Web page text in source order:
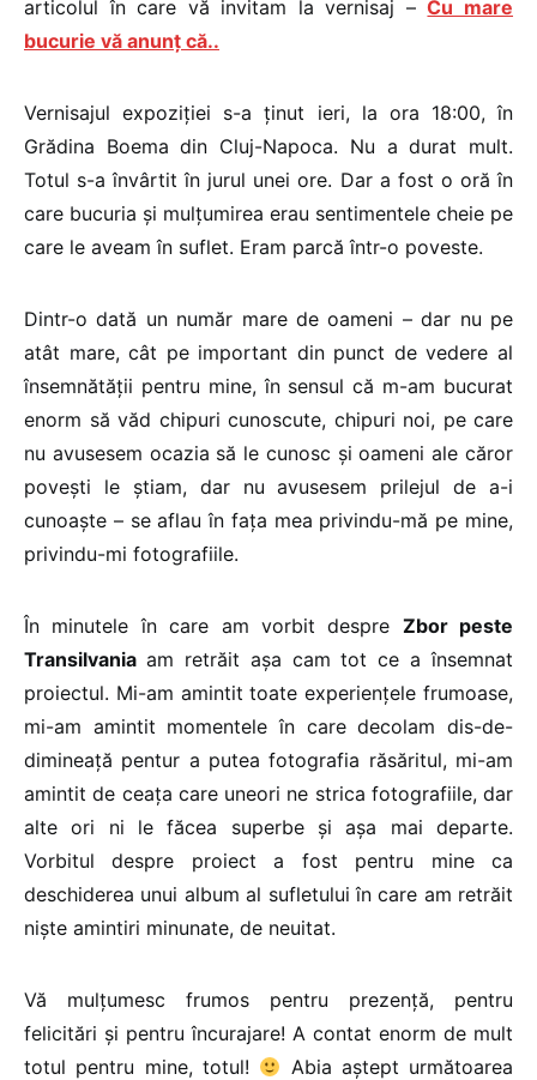
articolul în care vă invitam la vernisaj –Cu mare
bucurie vă anunț că..
Vernisajul expoziției s-a ținut ieri, la ora 18:00, în
Grădina Boema din Cluj-Napoca. Nu a durat mult.
Totul s-a învârtit în jurul unei ore. Dar a fost o oră în
care bucuria și mulțumirea erau sentimentele cheie pe
care le aveam în suflet. Eram parcă într-o poveste.
Dintr-o dată un număr mare de oameni – dar nu pe
atât mare, cât pe important din punct de vedere al
însemnătății pentru mine, în sensul că m-am bucurat
enorm să văd chipuri cunoscute, chipuri noi, pe care
nu avusesem ocazia să le cunosc și oameni ale căror
povești le știam, dar nu avusesem prilejul de a-i
cunoaște – se aflau în fața mea privindu-mă pe mine,
privindu-mi fotografiile.
În minutele în care am vorbit despre Zbor peste
Transilvania am retrăit așa cam tot ce a însemnat
proiectul. Mi-am amintit toate experiențele frumoase,
mi-am amintit momentele în care decolam dis-de-
dimineață pentur a putea fotografia răsăritul, mi-am
amintit de ceața care uneori ne strica fotografiile, dar
alte ori ni le făcea superbe și așa mai departe.
Vorbitul despre proiect a fost pentru mine ca
deschiderea unui album al sufletului în care am retrăit
niște amintiri minunate, de neuitat.
Vă mulțumesc frumos pentru prezență, pentru
felicitări și pentru încurajare! A contat enorm de mult
totul pentru mine, totul!
Abia aștept următoarea